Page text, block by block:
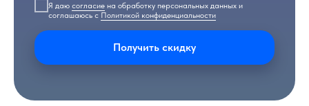
Я даю согласие на обработку персональных данных и
соглашаюсь с Политикой конфиденциальности
Получить скидку